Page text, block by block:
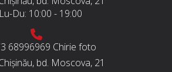
Lu-Du: 10:00 - 19:00
68996969 Chirie foto
bd. Moscova, 21